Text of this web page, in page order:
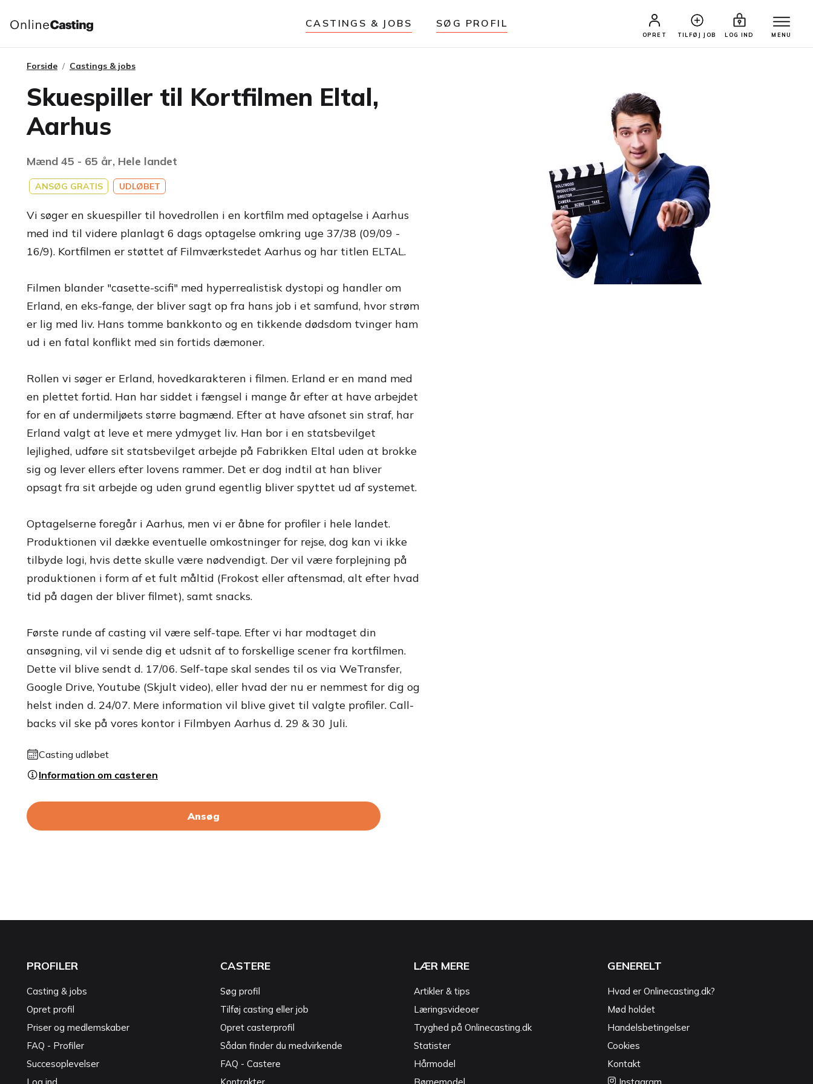
CASTINGS & JOBS SØG PROFIL
OPRET TILFØJ JOB LOG IND MENU
Forside Castings & jobs
Skuespiller til Kortfilmen Eltal,
Aarhus
Mænd 45 - 65 år, Hele landet
ANSØG GRATIS UDLØBET
Vi søger en skuespiller til hovedrollen i en kortfilm med optagelse i Aarhus
med ind til videre planlagt 6 dags optagelse omkring uge 37/38 (09/09 -
16/9). Kortfilmen er støttet af Filmværkstedet Aarhus og har titlen ELTAL.
Filmen blander "casette-scifi" med hyperrealistisk dystopi og handler om
Erland, en eks-fange, der bliver sagt op fra hans job i et samfund, hvor strøm
er lig med liv. Hans tomme bankkonto og en tikkende dødsdom tvinger ham
ud i en fatal konflikt med sin fortids dæmoner.
Rollen vi søger er Erland, hovedkarakteren i filmen. Erland er en mand med
en plettet fortid. Han har siddet i fængsel i mange år efter at have arbejdet
for en af undermiljøets større bagmænd. Efter at have afsonet sin straf, har
Erland valgt at leve et mere ydmyget liv. Han bor i en statsbevilget
lejlighed, udføre sit statsbevilget arbejde på Fabrikken Eltal uden at brokke
sig og lever ellers efter lovens rammer. Det er dog indtil at han bliver
opsagt fra sit arbejde og uden grund egentlig bliver spyttet ud af systemet.
Optagelserne foregår i Aarhus, men vi er åbne for profiler i hele landet.
Produktionen vil dække eventuelle omkostninger for rejse, dog kan vi ikke
tilbyde logi, hvis dette skulle være nødvendigt. Der vil være forplejning på
produktionen i form af et fult måltid (Frokost eller aftensmad, alt efter hvad
tid på dagen der bliver filmet), samt snacks.
Første runde af casting vil være self-tape. Efter vi har modtaget din
ansøgning, vil vi sende dig et udsnit af to forskellige scener fra kortfilmen.
Dette vil blive sendt d. 17/06. Self-tape skal sendes til os via WeTransfer,
Google Drive, Youtube (Skjult video), eller hvad der nu er nemmest for dig og
helst inden d. 24/07. Mere information vil blive givet til valgte profiler. Call-
backs vil ske på vores kontor i Filmbyen Aarhus d. 29 & 30 Juli.
Casting udløbet
Information om casteren
Ansøg
PROFILER
Casting & jobs
Opret profil
Priser og medlemskaber
FAQ - Profiler
Succesoplevelser
CASTERE
Søg profil
Tilføj casting eller job
Opret casterprofil
Sådan finder du medvirkende
FAQ - Castere
LÆR MERE
Artikler & tips
Læringsvideoer
Tryghed på Onlinecasting.dk
Statister
Hårmodel
GENERELT
Hvad er Onlinecasting.dk?
Mød holdet
Handelsbetingelser
Cookies
Kontakt